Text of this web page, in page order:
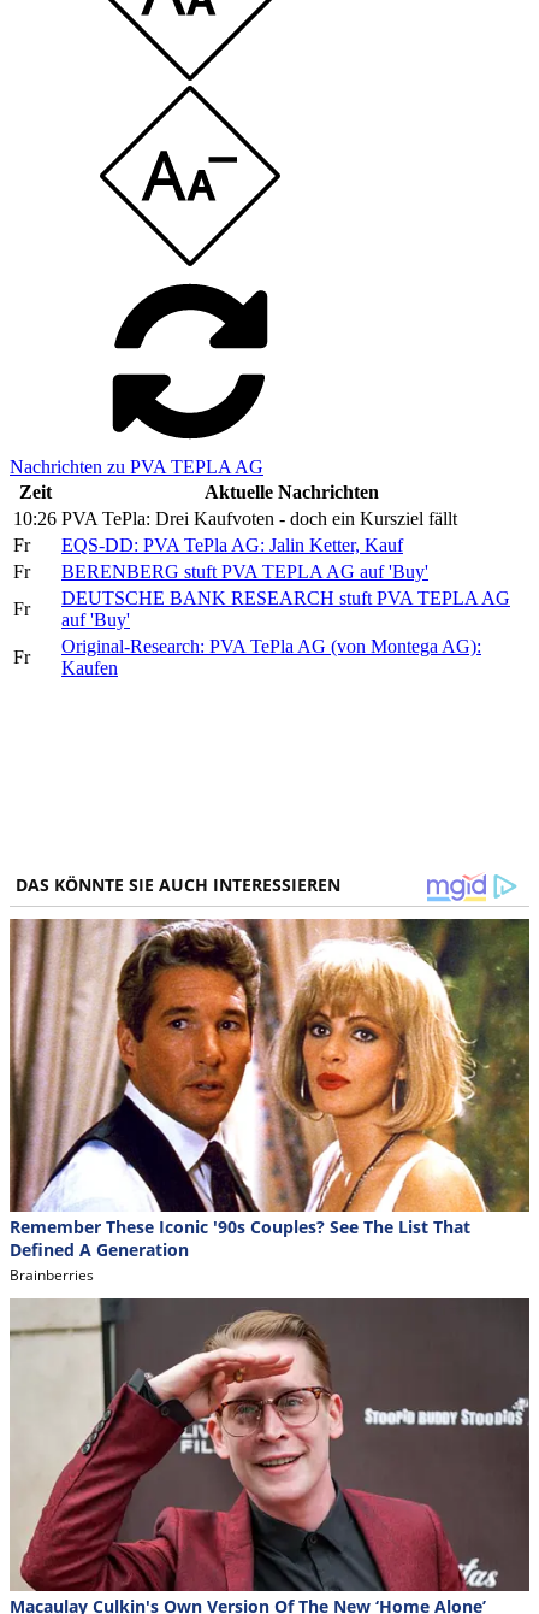
Nachrichten zu PVA TEPLA AG
Zeit
Aktuelle Nachrichten
10:26 PVA TePla: Drei Kaufvoten - doch ein Kursziel fällt
Fr
EQS-DD: PVA TePla AG: Jalin Ketter, Kauf
Fr
BERENBERG stuft PVA TEPLA AG auf 'Buy'
Fr
DEUTSCHE BANK RESEARCH stuft PVA TEPLA AG
auf 'Buy'
Fr
Original-Research: PVA TePla AG (von Montega AG):
Kaufen